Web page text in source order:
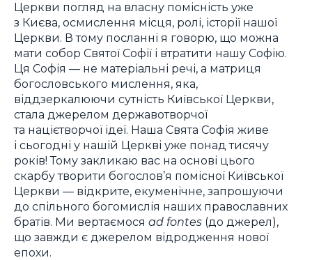
Церкви погляд на власну помісність уже
з Києва, осмислення місця, ролі, історії нашої
Церкви. В тому посланні я говорю, що можна
мати собор Святої Софії і втратити нашу Софію.
Ця Софія — не матеріальні речі, а матриця
богословського мислення, яка,
віддзеркалюючи сутність Київської Церкви,
стала джерелом державотворчої
та націєтворчої ідеї. Наша Свята Софія живе
і сьогодні у нашій Церкві уже понад тисячу
років! Тому закликаю вас на основі цього
скарбу творити богослов’я помісної Київської
Церкви — відкрите, екуменічне, запрошуючи
до спільного богомислія наших православних
братів. Ми вертаємося ad fontes (до джерел),
що завжди є джерелом відродження нової
епохи.